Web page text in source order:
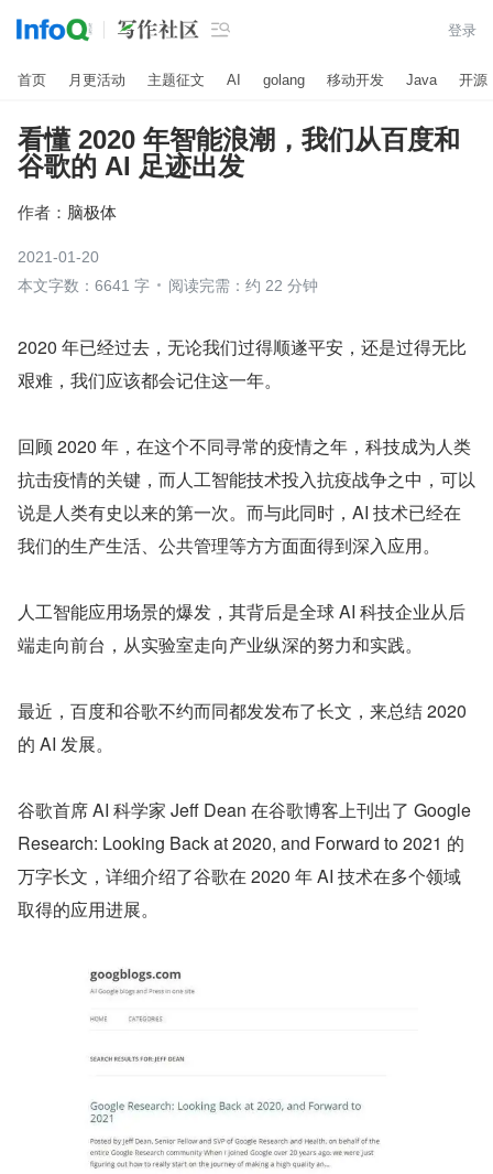
 登录
首页 月更活动 主题征文 AI golang 移动开发 Java 开源
看懂 2020 年智能浪潮，我们从百度和
谷歌的 AI 足迹出发
作者： 脑极体
2021-01-20
本文字数：6641 字
阅读完需：约 22 分钟
2020 年已经过去，无论我们过得顺遂平安，还是过得无比
艰难，我们应该都会记住这一年。
回顾 2020 年，在这个不同寻常的疫情之年，科技成为人类
抗击疫情的关键，而人工智能技术投入抗疫战争之中，可以
说是人类有史以来的第一次。而与此同时，AI 技术已经在
我们的生产生活、公共管理等方方面面得到深入应用。
人工智能应用场景的爆发，其背后是全球 AI 科技企业从后
端走向前台，从实验室走向产业纵深的努力和实践。
最近，百度和谷歌不约而同都发发布了长文，来总结 2020
的 AI 发展。
谷歌首席 AI 科学家 Jeff Dean 在谷歌博客上刊出了 Google
Research: Looking Back at 2020, and Forward to 2021 的
万字长文，详细介绍了谷歌在 2020 年 AI 技术在多个领域
取得的应用进展。